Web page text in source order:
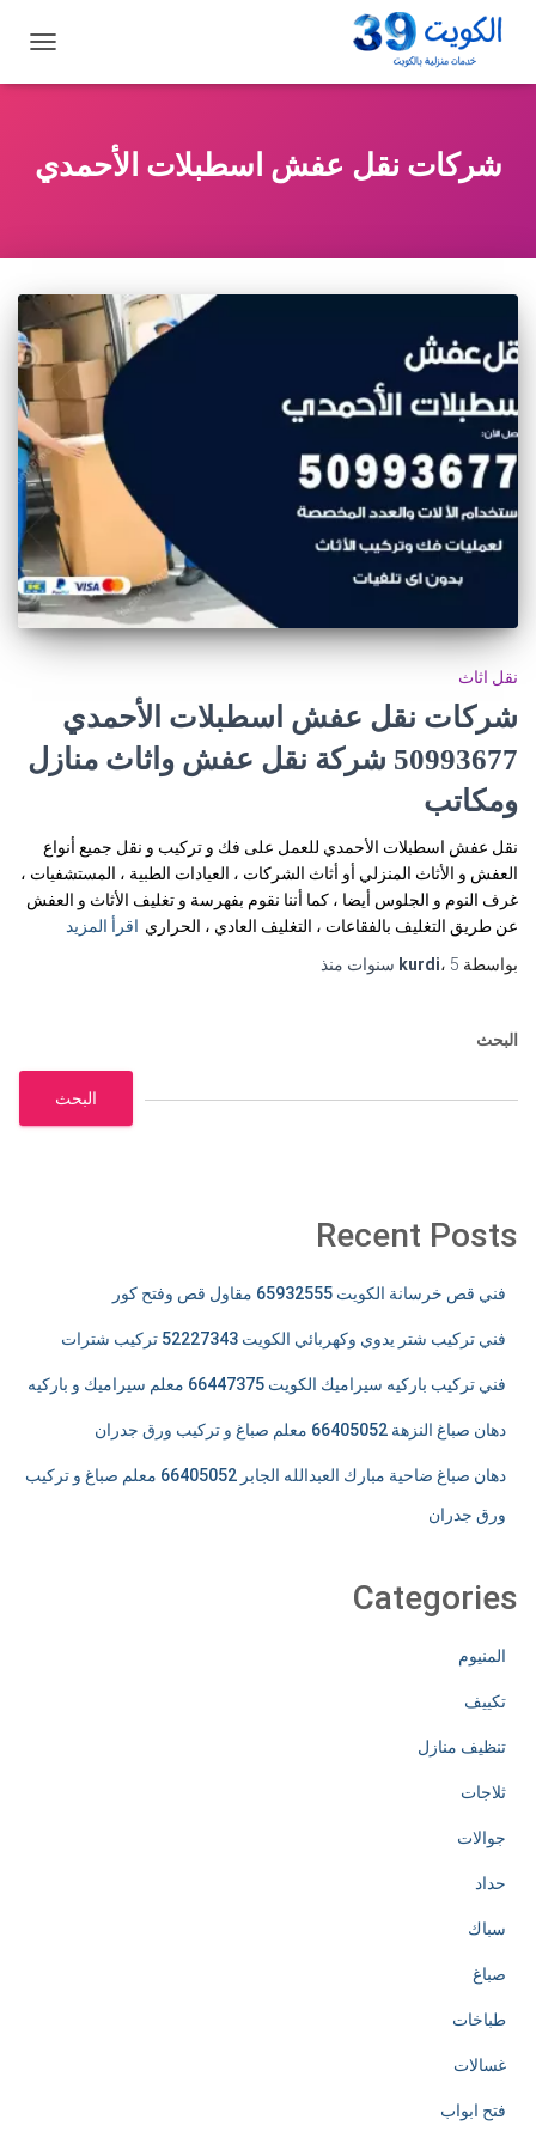
التنقل
شركات نقل عفش اسطبلات الأحمدي
نقل اثاث
شركات نقل عفش اسطبلات الأحمدي
50993677 شركة نقل عفش واثاث منازل
ومكاتب
نقل عفش اسطبلات الأحمدي للعمل على فك و تركيب و نقل جميع أنواع
العفش و الأثاث المنزلي أو أثاث الشركات ، العيادات الطبية ، المستشفيات ،
غرف النوم و الجلوس أيضا ، كما أننا نقوم بفهرسة و تغليف الأثاث و العفش
عن طريق التغليف بالفقاعات ، التغليف العادي ، الحراري اقرأ المزيد
بواسطة
kurdi، 5 سنوات منذ
البحث
البحث
Recent Posts
فني قص خرسانة الكويت 65932555 مقاول قص وفتح كور
فني تركيب شتر يدوي وكهربائي الكويت 52227343 تركيب شترات
فني تركيب باركيه سيراميك الكويت 66447375 معلم سيراميك و باركيه
دهان صباغ النزهة 66405052 معلم صباغ و تركيب ورق جدران
دهان صباغ ضاحية مبارك العبدالله الجابر 66405052 معلم صباغ و تركيب
ورق جدران
Categories
المنيوم
تكييف
تنظيف منازل
ثلاجات
جوالات
حداد
سباك
صباغ
طباخات
غسالات
فتح ابواب